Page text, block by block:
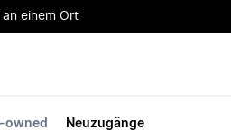
einem Ort
owned Neuzugänge